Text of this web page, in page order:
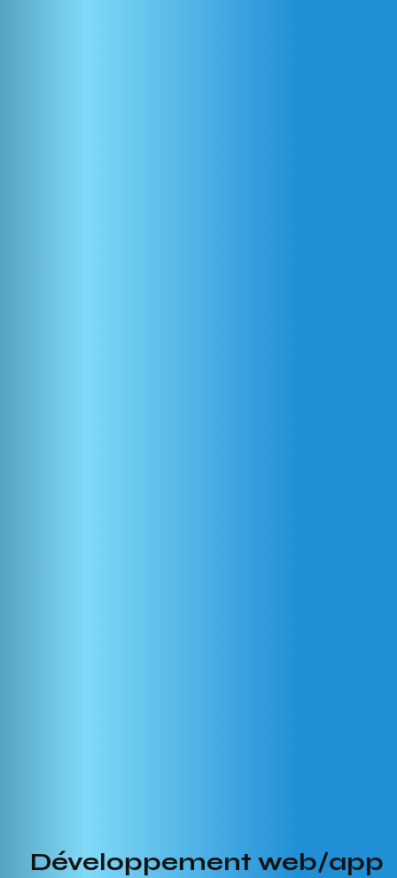
Développement web/app